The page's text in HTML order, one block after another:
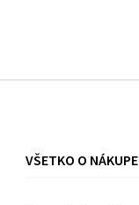
VŠETKO O NÁKUPE